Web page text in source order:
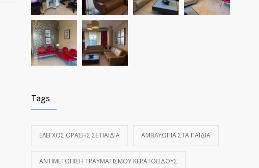
Tags
ΈΛΕΓΧΟΣ ΌΡΑΣΗΣ ΣΕ ΠΑΙΔΙΆ ΑΜΒΛΥΩΠΊΑ ΣΤΑ ΠΑΙΔΙΆ
ΑΝΤΙΜΕΤΏΠΙΣΗ ΤΡΑΥΜΑΤΙΣΜΟΎ ΚΕΡΑΤΟΕΙΔΟΎΣ